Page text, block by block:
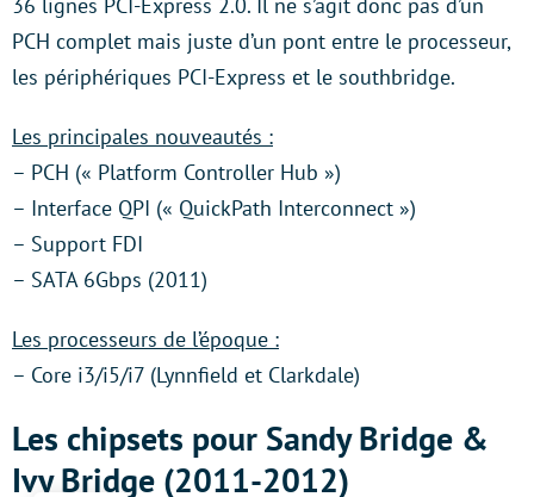
PCH complet mais juste d’un pont entre le processeur,
les périphériques PCI-Express et le southbridge.
Les principales nouveautés :
– PCH (« Platform Controller Hub »)
– Interface QPI (« QuickPath Interconnect »)
– Support FDI
– SATA 6Gbps (2011)
Les processeurs de l’époque :
– Core i3/i5/i7 (Lynnfield et Clarkdale)
Les chipsets pour Sandy Bridge &
Ivy Bridge (2011-2012)